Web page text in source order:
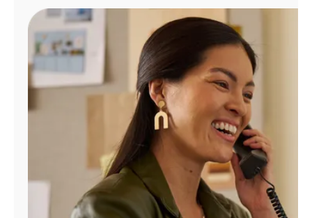
Administrar
cuenta
Encuentra
tienda